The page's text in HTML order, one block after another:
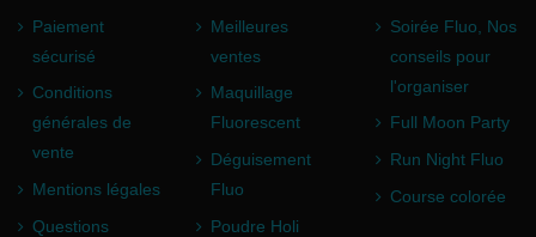
Paiement
sécurisé
Conditions
générales de
vente
Mentions légales
Questions
Meilleures
ventes
Maquillage
Fluorescent
Déguisement
Fluo
Poudre Holi
Soirée Fluo, Nos
conseils pour
l'organiser
Full Moon Party
Run Night Fluo
Course colorée